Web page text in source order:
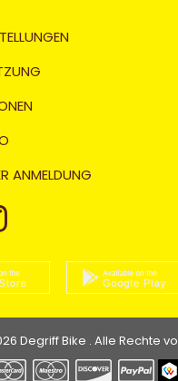
ANMELDUNG
Degriff Bike . Alle Rechte